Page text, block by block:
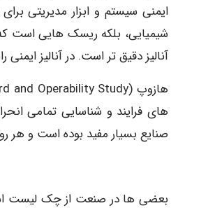
ایمنی سیستم و ابزار مدیریتی
شیمیایی، بلکه ریسک هایی است
آنالیز دقیق تر است. در آنالیز
های فرایند و شناسایی تمامی
صنایع بسیار مفید بوده است و هر
بعضی ها در صنعت از چک لیست